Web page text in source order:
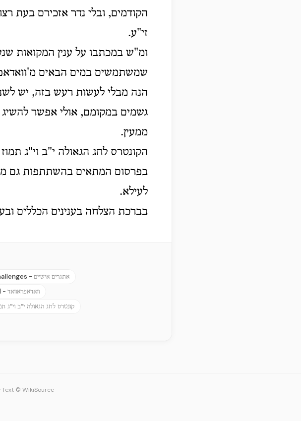
הקודמים, ובלי נדר אזכירם בעת
זי"ע.
ומ"ש במכתבו על ענין המקואות
שמשתמשים במים הבאים
הנה מבלי לעשות רעש בזה, יש
גשמים במקומם, אולי אפשר
ממעין.
הקונטרס לחג הגאולה י"ב וי"ג
בפרסום המתאים בהשתתפות גם
לעילא.
בברכת הצלחה בענינים הכללים
- אתגרים אישיים
- וואדאפראוואד
קונטרס לחג הגאולה י"ב וי"ג
Text © WikiSource